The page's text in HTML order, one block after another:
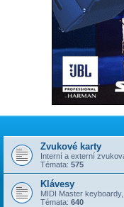
Zvukové karty
Interní a externí
Témata: 575
Klávesy
MIDI Master
Témata: 640